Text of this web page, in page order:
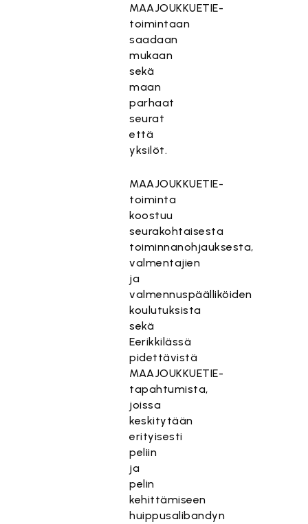
MAAJOUKKUETIE-
toimintaan
saadaan
mukaan
sekä
maan
parhaat
seurat
että
yksilöt.
MAAJOUKKUETIE-
toiminta
koostuu
seurakohtaisesta
toiminnanohjauksesta,
valmentajien
ja
valmennuspäälliköiden
koulutuksista
sekä
Eerikkilässä
pidettävistä
MAAJOUKKUETIE-
tapahtumista,
joissa
keskitytään
erityisesti
peliin
ja
pelin
kehittämiseen
huippusalibandyn